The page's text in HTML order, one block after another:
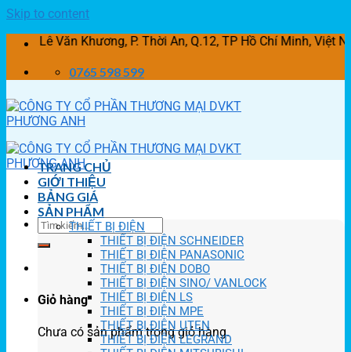
Skip to content
Lê Văn Khương, P. Thời An, Q.12, TP Hồ Chí Minh, Việt Nam
0765 598 599
Giỏ hàng
Chưa có sản phẩm trong giỏ hàng.
TRANG CHỦ
GIỚI THIỆU
BẢNG GIÁ
SẢN PHẨM
THIẾT BỊ ĐIỆN
THIẾT BỊ ĐIỆN SCHNEIDER
THIẾT BỊ ĐIỆN PANASONIC
THIẾT BỊ ĐIỆN DOBO
THIẾT BỊ ĐIỆN SINO/ VANLOCK
THIẾT BỊ ĐIỆN LS
THIẾT BỊ ĐIỆN MPE
THIẾT BỊ ĐIỆN UTEN
THIẾT BỊ ĐIỆN LEGRAND